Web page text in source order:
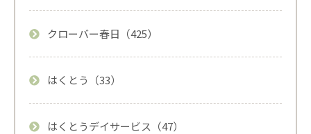
クローバー春日（425）
はくとう（33）
はくとうデイサービス（47）